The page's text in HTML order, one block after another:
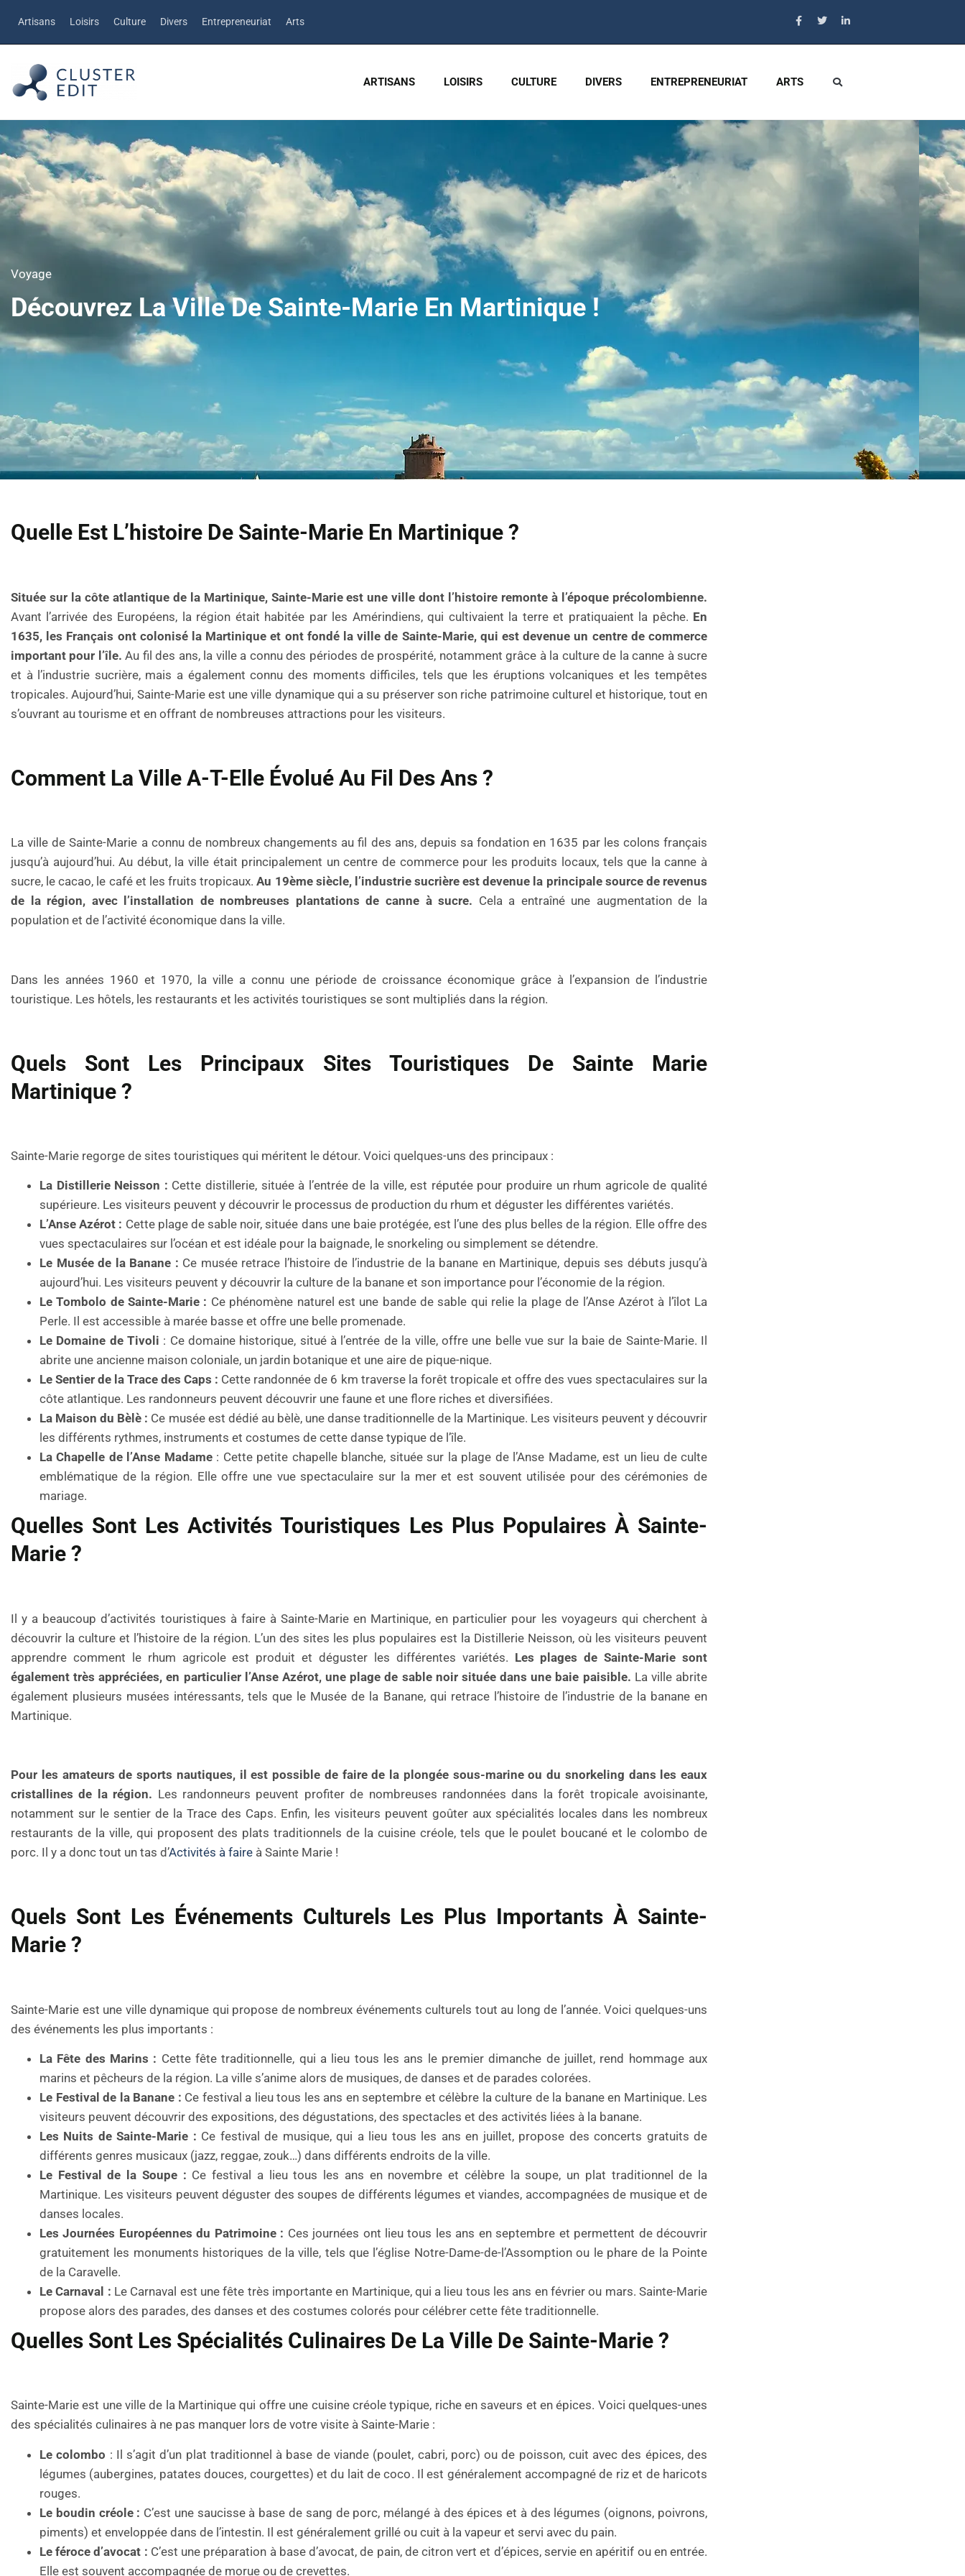
Artisans Loisirs Culture Divers Entrepreneuriat Arts
ARTISANS LOISIRS CULTURE DIVERS ENTREPRENEURIAT ARTS
Voyage
Découvrez La Ville De Sainte-Marie En Martinique !
Quelle Est L’histoire De Sainte-Marie En Martinique ?
Située sur la côte atlantique de la Martinique, Sainte-Marie est une ville dont l’histoire remonte à l’époque précolombienne.
Avant l’arrivée des Européens, la région était habitée par les Amérindiens, qui cultivaient la terre et pratiquaient la pêche. En
1635, les Français ont colonisé la Martinique et ont fondé la ville de Sainte-Marie, qui est devenue un centre de commerce
important pour l’île. Au fil des ans, la ville a connu des périodes de prospérité, notamment grâce à la culture de la canne à sucre
et à l’industrie sucrière, mais a également connu des moments difficiles, tels que les éruptions volcaniques et les tempêtes
tropicales. Aujourd’hui, Sainte-Marie est une ville dynamique qui a su préserver son riche patrimoine culturel et historique, tout en
s’ouvrant au tourisme et en offrant de nombreuses attractions pour les visiteurs.
Comment La Ville A-T-Elle Évolué Au Fil Des Ans ?
La ville de Sainte-Marie a connu de nombreux changements au fil des ans, depuis sa fondation en 1635 par les colons français
jusqu’à aujourd’hui. Au début, la ville était principalement un centre de commerce pour les produits locaux, tels que la canne à
sucre, le cacao, le café et les fruits tropicaux.Au 19ème siècle, l’industrie sucrière est devenue la principale source de revenus
de la région, avec l’installation de nombreuses plantations de canne à sucre. Cela a entraîné une augmentation de la
population et de l’activité économique dans la ville.
Dans les années 1960 et 1970, la ville a connu une période de croissance économique grâce à l’expansion de l’industrie
touristique. Les hôtels, les restaurants et les activités touristiques se sont multipliés dans la région.
Quels Sont Les Principaux Sites Touristiques De Sainte Marie
Martinique ?
Sainte-Marie regorge de sites touristiques qui méritent le détour. Voici quelques-uns des principaux :
La Distillerie Neisson : Cette distillerie, située à l’entrée de la ville, est réputée pour produire un rhum agricole de qualité
supérieure. Les visiteurs peuvent y découvrir le processus de production du rhum et déguster les différentes variétés.
L’Anse Azérot : Cette plage de sable noir, située dans une baie protégée, est l’une des plus belles de la région. Elle offre des
vues spectaculaires sur l’océan et est idéale pour la baignade, le snorkeling ou simplement se détendre.
Le Musée de la Banane : Ce musée retrace l’histoire de l’industrie de la banane en Martinique, depuis ses débuts jusqu’à
aujourd’hui. Les visiteurs peuvent y découvrir la culture de la banane et son importance pour l’économie de la région.
Le Tombolo de Sainte-Marie : Ce phénomène naturel est une bande de sable qui relie la plage de l’Anse Azérot à l’îlot La
Perle. Il est accessible à marée basse et offre une belle promenade.
Le Domaine de Tivoli : Ce domaine historique, situé à l’entrée de la ville, offre une belle vue sur la baie de Sainte-Marie. Il
abrite une ancienne maison coloniale, un jardin botanique et une aire de pique-nique.
Le Sentier de la Trace des Caps : Cette randonnée de 6 km traverse la forêt tropicale et offre des vues spectaculaires sur la
côte atlantique. Les randonneurs peuvent découvrir une faune et une flore riches et diversifiées.
La Maison du Bèlè : Ce musée est dédié au bèlè, une danse traditionnelle de la Martinique. Les visiteurs peuvent y découvrir
les différents rythmes, instruments et costumes de cette danse typique de l’île.
La Chapelle de l’Anse Madame: Cette petite chapelle blanche, située sur la plage de l’Anse Madame, est un lieu de culte
emblématique de la région. Elle offre une vue spectaculaire sur la mer et est souvent utilisée pour des cérémonies de
mariage.
Quelles Sont Les Activités Touristiques Les Plus Populaires À Sainte-
Marie ?
Il y a beaucoup d’activités touristiques à faire à Sainte-Marie en Martinique, en particulier pour les voyageurs qui cherchent à
découvrir la culture et l’histoire de la région. L’un des sites les plus populaires est la Distillerie Neisson, où les visiteurs peuvent
apprendre comment le rhum agricole est produit et déguster les différentes variétés. Les plages de Sainte-Marie sont
également très appréciées, en particulier l’Anse Azérot, une plage de sable noir située dans une baie paisible. La ville abrite
également plusieurs musées intéressants, tels que le Musée de la Banane, qui retrace l’histoire de l’industrie de la banane en
Martinique.
Pour les amateurs de sports nautiques, il est possible de faire de la plongée sous-marine ou du snorkeling dans les eaux
cristallines de la région. Les randonneurs peuvent profiter de nombreuses randonnées dans la forêt tropicale avoisinante,
notamment sur le sentier de la Trace des Caps. Enfin, les visiteurs peuvent goûter aux spécialités locales dans les nombreux
restaurants de la ville, qui proposent des plats traditionnels de la cuisine créole, tels que le poulet boucané et le colombo de
porc. Il y a donc tout un tas d’Activités à faire à Sainte Marie !
Quels Sont Les Événements Culturels Les Plus Importants À Sainte-
Marie ?
Sainte-Marie est une ville dynamique qui propose de nombreux événements culturels tout au long de l’année. Voici quelques-uns
des événements les plus importants :
La Fête des Marins : Cette fête traditionnelle, qui a lieu tous les ans le premier dimanche de juillet, rend hommage aux
marins et pêcheurs de la région. La ville s’anime alors de musiques, de danses et de parades colorées.
Le Festival de la Banane : Ce festival a lieu tous les ans en septembre et célèbre la culture de la banane en Martinique. Les
visiteurs peuvent découvrir des expositions, des dégustations, des spectacles et des activités liées à la banane.
Les Nuits de Sainte-Marie : Ce festival de musique, qui a lieu tous les ans en juillet, propose des concerts gratuits de
différents genres musicaux (jazz, reggae, zouk…) dans différents endroits de la ville.
Le Festival de la Soupe : Ce festival a lieu tous les ans en novembre et célèbre la soupe, un plat traditionnel de la
Martinique. Les visiteurs peuvent déguster des soupes de différents légumes et viandes, accompagnées de musique et de
danses locales.
Les Journées Européennes du Patrimoine : Ces journées ont lieu tous les ans en septembre et permettent de découvrir
gratuitement les monuments historiques de la ville, tels que l’église Notre-Dame-de-l’Assomption ou le phare de la Pointe
de la Caravelle.
Le Carnaval : Le Carnaval est une fête très importante en Martinique, qui a lieu tous les ans en février ou mars. Sainte-Marie
propose alors des parades, des danses et des costumes colorés pour célébrer cette fête traditionnelle.
Quelles Sont Les Spécialités Culinaires De La Ville De Sainte-Marie ?
Sainte-Marie est une ville de la Martinique qui offre une cuisine créole typique, riche en saveurs et en épices. Voici quelques-unes
des spécialités culinaires à ne pas manquer lors de votre visite à Sainte-Marie :
Le colombo : Il s’agit d’un plat traditionnel à base de viande (poulet, cabri, porc) ou de poisson, cuit avec des épices, des
légumes (aubergines, patates douces, courgettes) et du lait de coco. Il est généralement accompagné de riz et de haricots
rouges.
Le boudin créole : C’est une saucisse à base de sang de porc, mélangé à des épices et à des légumes (oignons, poivrons,
piments) et enveloppée dans de l’intestin. Il est généralement grillé ou cuit à la vapeur et servi avec du pain.
Le féroce d’avocat : C’est une préparation à base d’avocat, de pain, de citron vert et d’épices, servie en apéritif ou en entrée.
Elle est souvent accompagnée de morue ou de crevettes.